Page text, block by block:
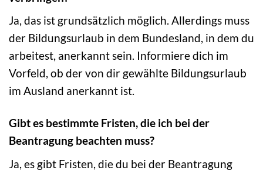
Ja, das ist grundsätzlich möglich. Allerdings muss
der Bildungsurlaub in dem Bundesland, in dem du
arbeitest, anerkannt sein. Informiere dich im
Vorfeld, ob der von dir gewählte Bildungsurlaub
im Ausland anerkannt ist.
Gibt es bestimmte Fristen, die ich bei der
Beantragung beachten muss?
Ja, es gibt Fristen, die du bei der Beantragung